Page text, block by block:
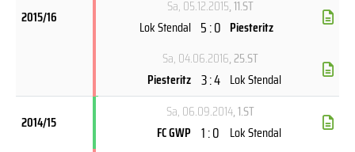
2015/16
Sa, 05.12.2015, 11.ST
Lok Stendal 5 : 0 Piesteritz
Sa, 04.06.2016, 25.ST
Piesteritz 3 : 4 Lok Stendal
2014/15
Sa, 06.09.2014, 1.ST
FC GWP 1 : 0 Lok Stendal